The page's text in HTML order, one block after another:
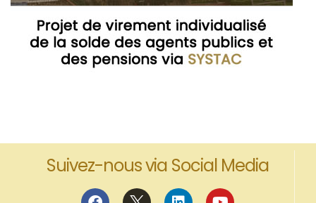
Suivez-nous via Social Media